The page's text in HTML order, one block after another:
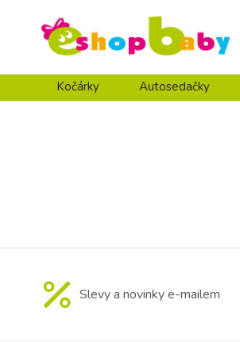
Kočárky Autosedačky
Slevy a novinky e-mailem